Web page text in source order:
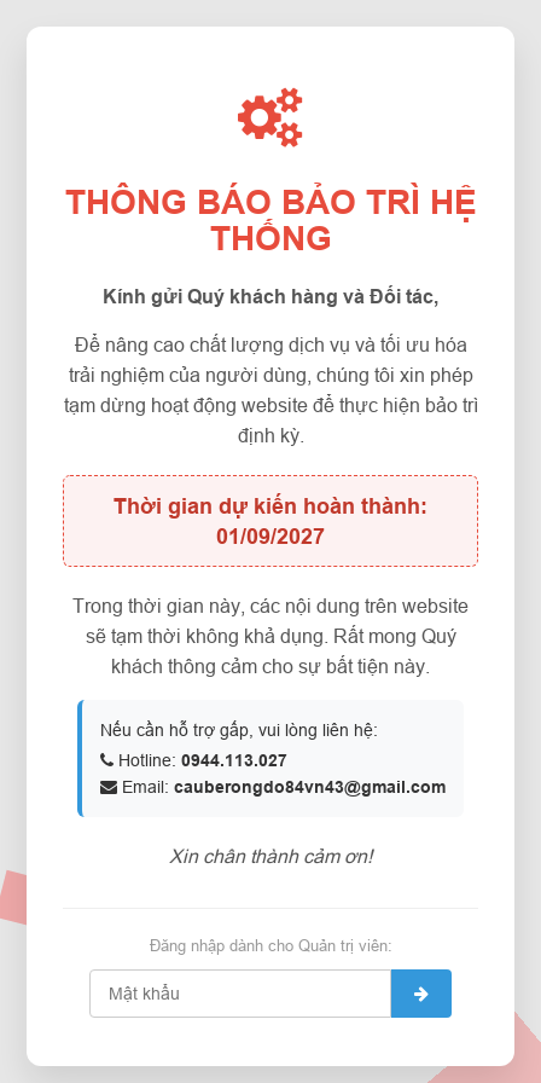
THÔNG BÁO BẢO TRÌ HỆ
THỐNG
Kính gửi Quý khách hàng và Đối tác,
Để nâng cao chất lượng dịch vụ và tối ưu hóa
trải nghiệm của người dùng, chúng tôi xin phép
tạm dừng hoạt động website để thực hiện bảo trì
định kỳ.
Thời gian dự kiến hoàn thành:
01/09/2027
Trong thời gian này, các nội dung trên website
sẽ tạm thời không khả dụng. Rất mong Quý
khách thông cảm cho sự bất tiện này.
Nếu cần hỗ trợ gấp, vui lòng liên hệ:
Hotline: 0944.113.027
Email: cauberongdo84vn43@gmail.com
Xin chân thành cảm ơn!
Đăng nhập dành cho Quản trị viên: